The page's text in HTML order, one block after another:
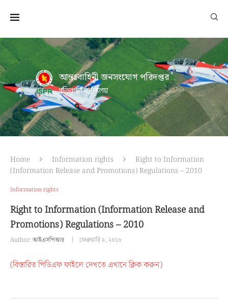
আন্তঃবাহিনী জনসংযোগ পরিদপ্তর
প্রতিরক্ষা মন্ত্রণালয়
Home Information rights
Right to Information
(Information Release and Promotions) Regulations – 2010
Information rights
Right to Information (Information Release and
Promotions) Regulations – 2010
Author:আইএসপিআর ফেব্রুয়ারি ৯, ২০১৮
(বিস্তারিত পিডিএফ ফাইলে দেখতে এখানে ক্লিক করুন)